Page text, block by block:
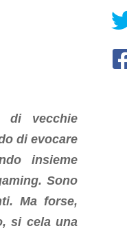
di vecchie
di evocare
insieme
Sono
Ma forse,
si cela una